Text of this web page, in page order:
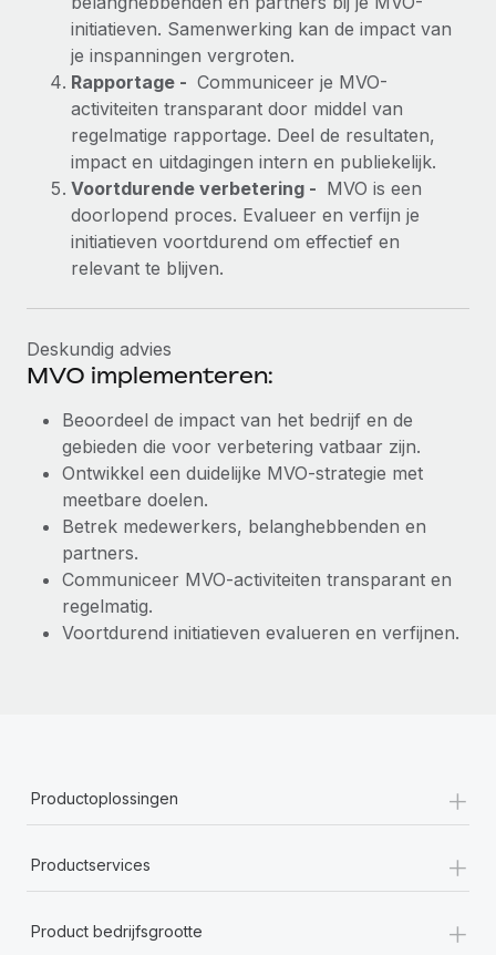
initiatieven. Samenwerking kan de impact van
je inspanningen vergroten.
Rapportage - Communiceer je MVO-
activiteiten transparant door middel van
regelmatige rapportage. Deel de resultaten,
impact en uitdagingen intern en publiekelijk.
Voortdurende verbetering - MVO is een
doorlopend proces. Evalueer en verfijn je
initiatieven voortdurend om effectief en
relevant te blijven.
Deskundig advies
MVO implementeren:
Beoordeel de impact van het bedrijf en de
gebieden die voor verbetering vatbaar zijn.
Ontwikkel een duidelijke MVO-strategie met
meetbare doelen.
Betrek medewerkers, belanghebbenden en
partners.
Communiceer MVO-activiteiten transparant en
regelmatig.
Voortdurend initiatieven evalueren en verfijnen.
Productoplossingen +
Productservices +
Product bedrijfsgrootte +